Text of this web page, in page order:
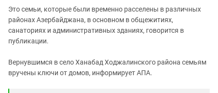
Это семьи, которые были временно расселены в различных
районах Азербайджана, в основном в общежитиях,
санаториях и административных зданиях, говорится в
публикации.
Вернувшимся в село Ханабад Ходжалинского района семьям
вручены ключи от домов, информирует АПА.